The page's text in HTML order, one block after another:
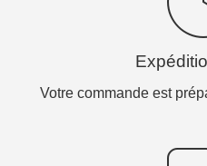
Votre commande est